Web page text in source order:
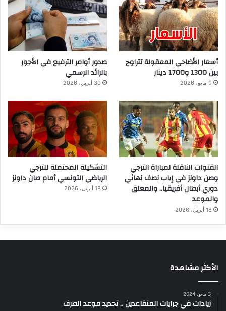
أسعار الأضاحي المعقولة تتراوح
بين 1300 و1700 دينار
9 مايو، 2026
صدور أوامر الترفيع في الأجور
بالرائد الرسمي
30 أبريل، 2026
القنوات الناقلة لمباراة الترجي
وصن داونز في إياب نصف نهائي
دوري أبطال أفريقيا.. والمعلق
والموعد
18 أبريل، 2026
التشكيلة المحتملة للترجي
الرياضي التونسي أمام صان داونز
18 أبريل، 2026
الأكثر مشاهدة
3 مايو، 2024
زيادات في جرايات المتقاعدين .. تحديد موعد الصرف